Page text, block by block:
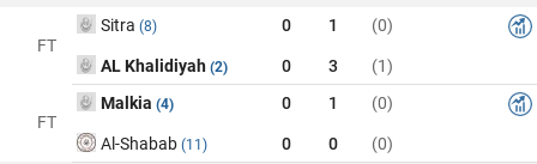
FT
Sitra (8) 0 1 (0)
AL Khalidiyah (2) 0 3 (1)
FT
Malkia (4) 0 1 (0)
Al-Shabab (11) 0 0
(0)